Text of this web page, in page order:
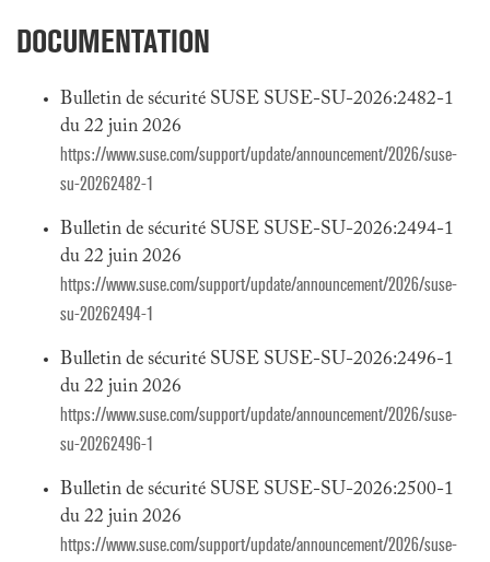
DOCUMENTATION
Bulletin de sécurité SUSE SUSE-SU-2026:2482-1
du 22 juin 2026
https://www.suse.com/support/update/announcement/2026/suse-
su-20262482-1
Bulletin de sécurité SUSE SUSE-SU-2026:2494-1
du 22 juin 2026
https://www.suse.com/support/update/announcement/2026/suse-
su-20262494-1
Bulletin de sécurité SUSE SUSE-SU-2026:2496-1
du 22 juin 2026
https://www.suse.com/support/update/announcement/2026/suse-
su-20262496-1
Bulletin de sécurité SUSE SUSE-SU-2026:2500-1
du 22 juin 2026
https://www.suse.com/support/update/announcement/2026/suse-